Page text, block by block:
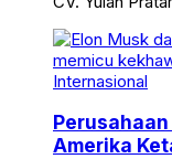
Internasional
Amerika